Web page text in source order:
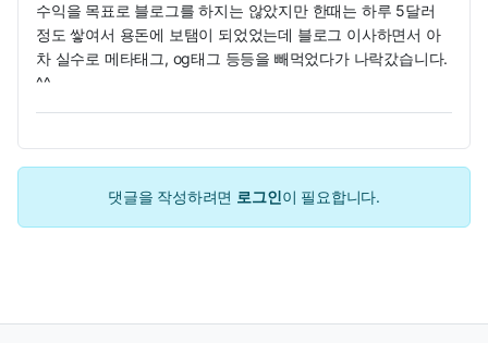
수익을 목표로 블로그를 하지는 않았지만 한때는 하루 5달러
정도 쌓여서 용돈에 보탬이 되었었는데 블로그 이사하면서 아
차 실수로 메타태그, og태그 등등을 빼먹었다가 나락갔습니다.
^^
댓글을 작성하려면 로그인이 필요합니다.